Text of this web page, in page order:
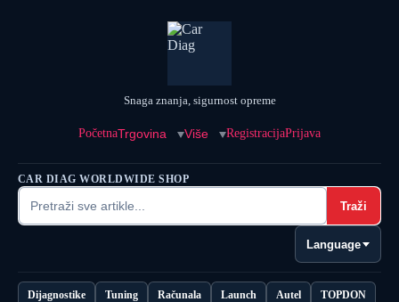
Snaga znanja, sigurnost opreme
PočetnaTrgovina Više RegistracijaPrijava
CAR DIAG WORLDWIDE SHOP
Traži
Language
Dijagnostike Tuning Računala Launch Autel TOPDON